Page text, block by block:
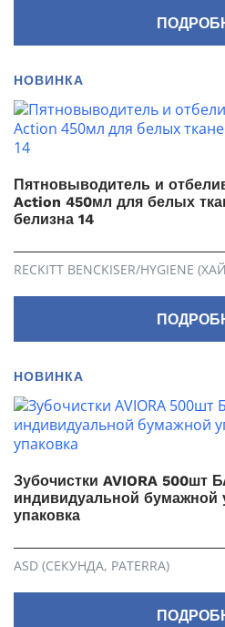
НОВИНКА
Пятновыводитель и
Action 450мл для белых
белизна 14
RECKITT BENCKISER/HYGIENE
НОВИНКА
Зубочистки AVIORA
индивидуальной бумажной
упаковка
ASD (СЕКУНДА, PATERRA)